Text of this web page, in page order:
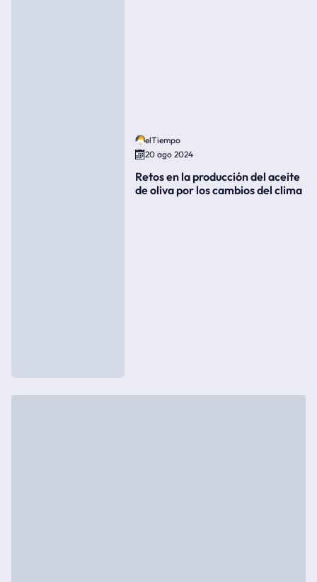
elTiempo
20 ago 2024
Retos en la producción del aceite
de oliva por los cambios del clima